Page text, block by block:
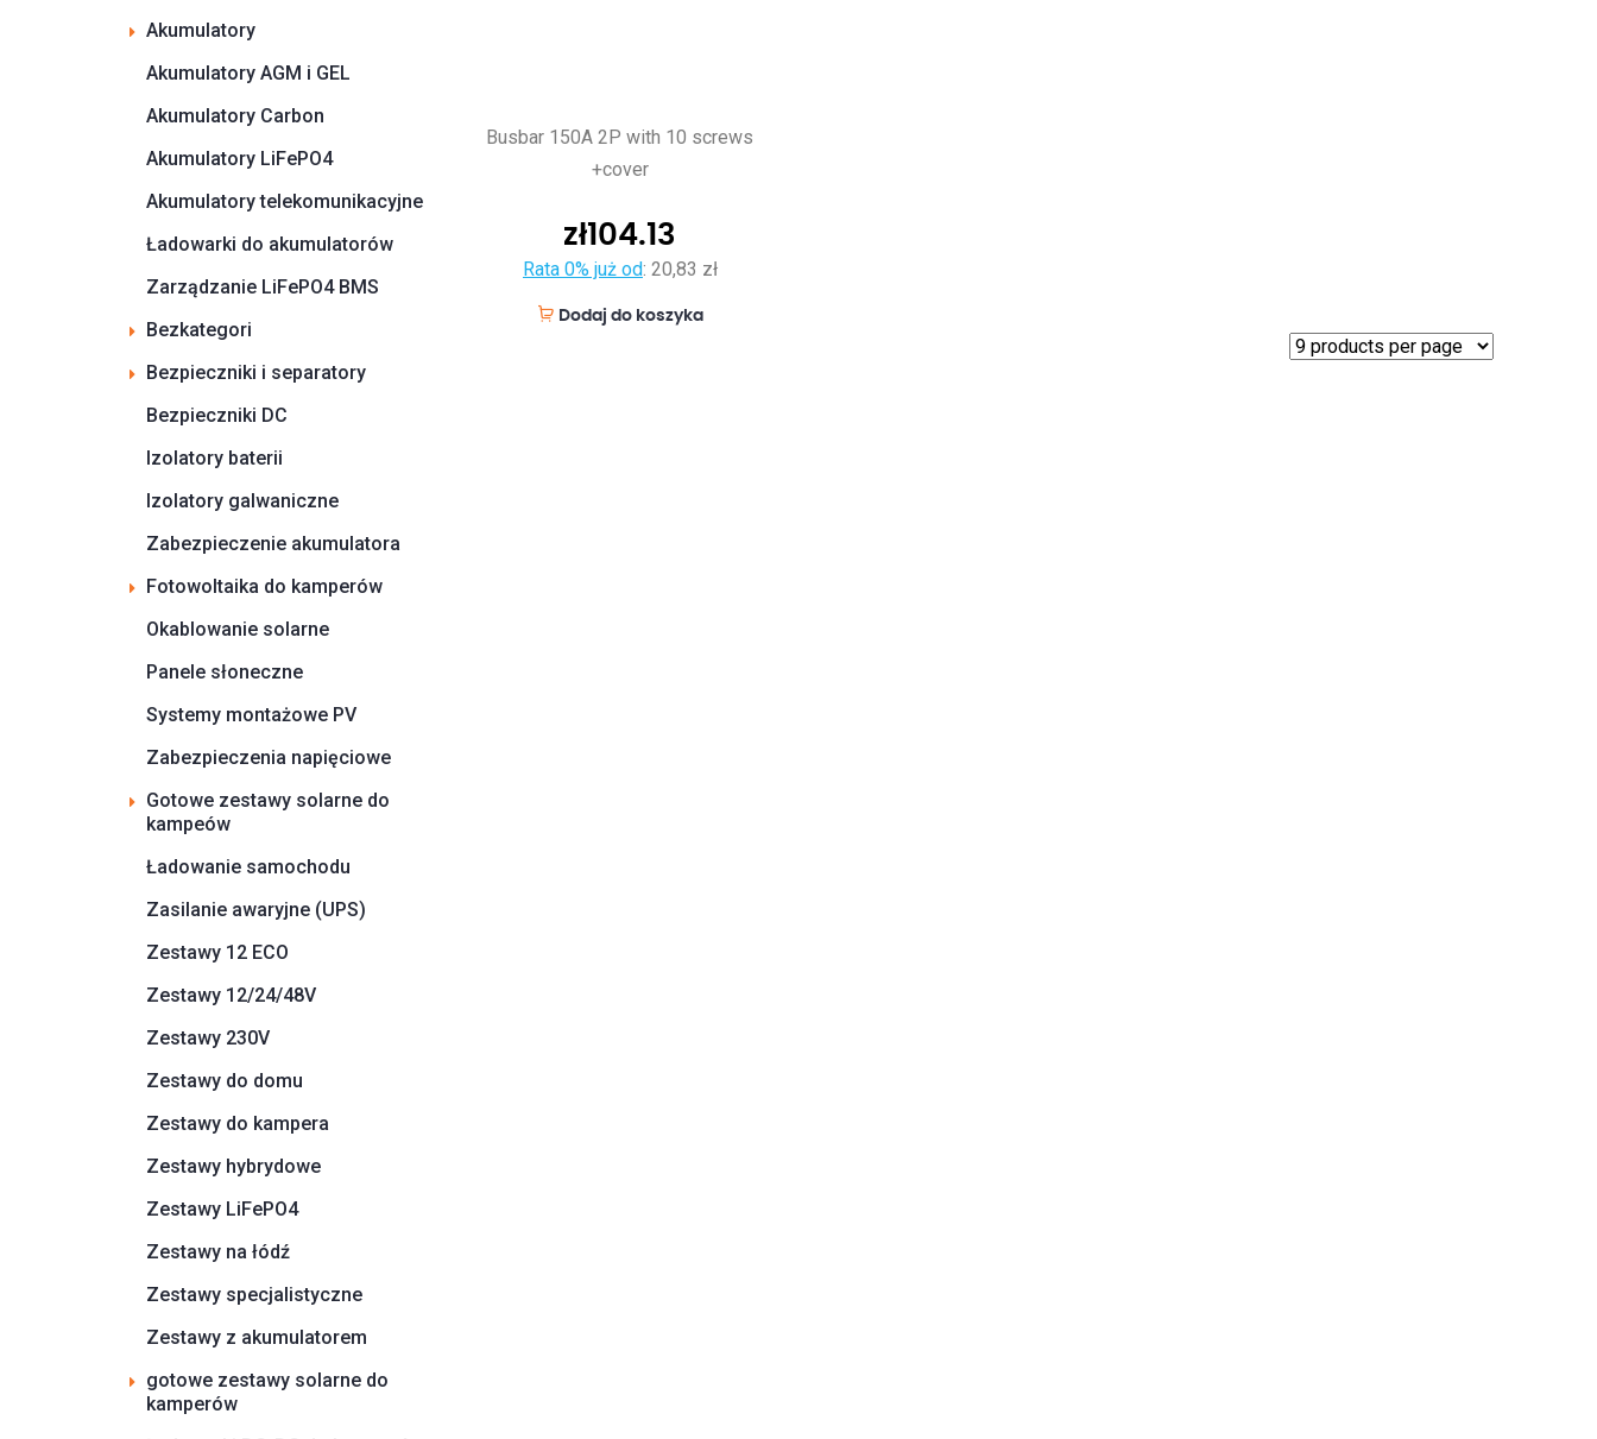
Akumulatory
Akumulatory AGM i GEL
Akumulatory Carbon
Akumulatory LiFePO4
Akumulatory telekomunikacyjne
Ładowarki do akumulatorów
Zarządzanie LiFePO4 BMS
Bezkategori
Bezpieczniki i separatory
Bezpieczniki DC
Izolatory baterii
Izolatory galwaniczne
Zabezpieczenie akumulatora
Fotowoltaika do kamperów
Okablowanie solarne
Panele słoneczne
Systemy montażowe PV
Zabezpieczenia napięciowe
Gotowe zestawy solarne do
kampeów
Ładowanie samochodu
Zasilanie awaryjne (UPS)
Zestawy 12 ECO
Zestawy 12/24/48V
Zestawy 230V
Zestawy do domu
Zestawy do kampera
Zestawy hybrydowe
Zestawy LiFePO4
Zestawy na łódź
Zestawy specjalistyczne
Zestawy z akumulatorem
gotowe zestawy solarne do
kamperów
Busbar 150A 2P with 10 screws
+cover
zł104.13
Rata 0% już od: 20,83 zł
Dodaj do koszyka